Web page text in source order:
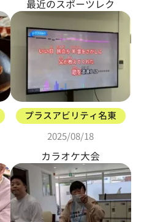
最近のスポーツレク
プラスアビリティ名東
2025/08/18
カラオケ大会